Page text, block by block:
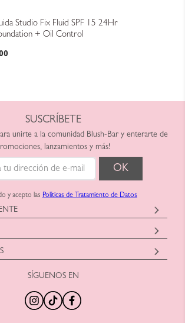
Studio Fix Fluid SPF 15 24Hr
+ Oil Control
SUSCRÍBETE
unirte a la comunidad Blush-Bar y enterarte de
lanzamientos y más!
y acepto las Políticas de Tratamiento de Datos
bar.com
Marcas Cruelty Free
Retira en Tienda
Productos Nuevos
SÍGUENOS EN